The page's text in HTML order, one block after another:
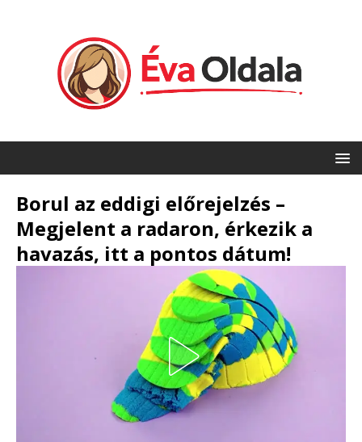
Borul az eddigi előrejelzés –
Megjelent a radaron, érkezik a
havazás, itt a pontos dátum!